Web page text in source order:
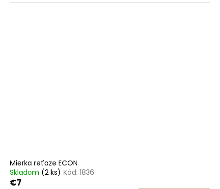
Mierka reťaze ECON
Skladom (2 ks) Kód: 1836
€7